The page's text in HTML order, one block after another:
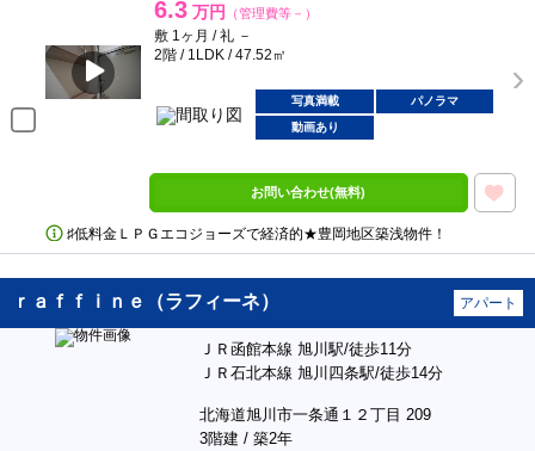
6.3 万円 （管理費等－）
敷 1ヶ月 / 礼 －
2階 / 1LDK / 47.52㎡
写真満載
パノラマ
動画あり
お問い合わせ(無料)
♯低料金ＬＰＧエコジョーズで経済的★豊岡地区築浅物件！
ｒａｆｆｉｎｅ（ラフィーネ） アパート
ＪＲ函館本線 旭川駅/徒歩11分
ＪＲ石北本線 旭川四条駅/徒歩14分
北海道旭川市一条通１２丁目 209
3階建 / 築2年